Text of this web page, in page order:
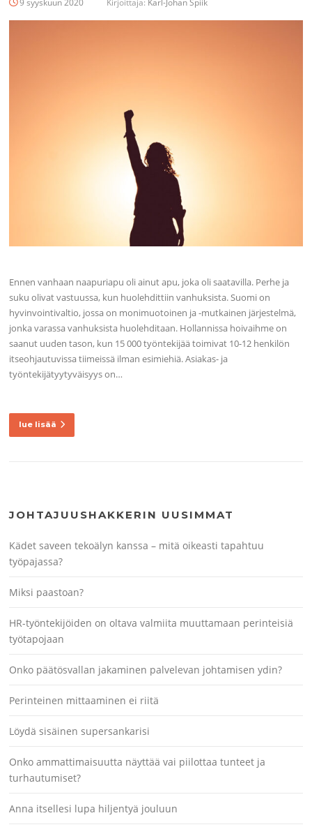
9 syyskuun 2020 Kirjoittaja: Karl-Johan Spiik
Ennen vanhaan naapuriapu oli ainut apu, joka oli saatavilla. Perhe ja
suku olivat vastuussa, kun huolehdittiin vanhuksista. Suomi on
hyvinvointivaltio, jossa on monimuotoinen ja -mutkainen järjestelmä,
jonka varassa vanhuksista huolehditaan. Hollannissa hoivaihme on
saanut uuden tason, kun 15 000 työntekijää toimivat 10-12 henkilön
itseohjautuvissa tiimeissä ilman esimiehiä. Asiakas- ja
työntekijätyytyväisyys on…
lue lisää
JOHTAJUUSHAKKERIN UUSIMMAT
Kädet saveen tekoälyn kanssa – mitä oikeasti tapahtuu
työpajassa?
Miksi paastoan?
HR-työntekijöiden on oltava valmiita muuttamaan perinteisiä
työtapojaan
Onko päätösvallan jakaminen palvelevan johtamisen ydin?
Perinteinen mittaaminen ei riitä
Löydä sisäinen supersankarisi
Onko ammattimaisuutta näyttää vai piilottaa tunteet ja
turhautumiset?
Anna itsellesi lupa hiljentyä jouluun